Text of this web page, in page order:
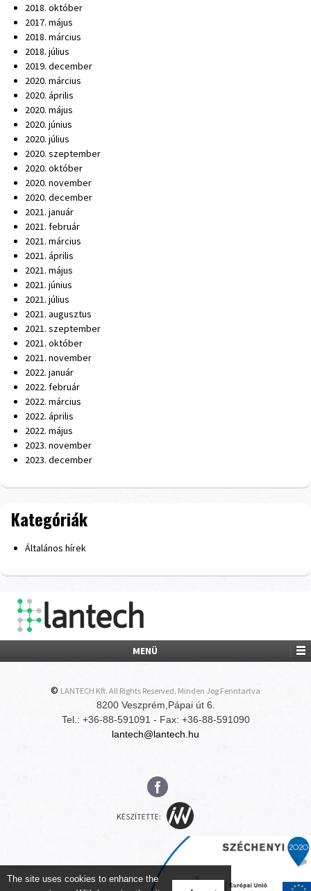
2018. október
2017. május
2018. március
2018. július
2019. december
2020. március
2020. április
2020. május
2020. június
2020. július
2020. szeptember
2020. október
2020. november
2020. december
2021. január
2021. február
2021. március
2021. április
2021. május
2021. június
2021. július
2021. augusztus
2021. szeptember
2021. október
2021. november
2022. január
2022. február
2022. március
2022. április
2022. május
2023. november
2023. december
Kategóriák
Általános hírek
MENÜ
© LANTECH Kft. All Rights Reserved. Minden Jog Fenntartva
8200 Veszprém,Pápai út 6.
Tel.: +36-88-591091 - Fax: +36-88-591090
lantech@lantech.hu
The site uses cookies to enhance the